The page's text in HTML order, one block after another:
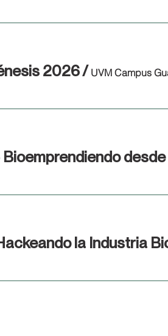
2026/ UVM Campus
la Industria